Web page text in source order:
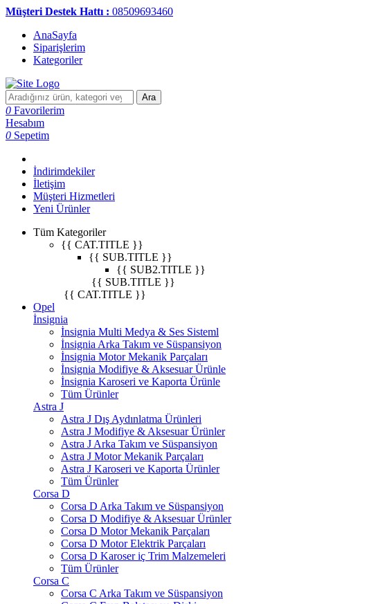
Müşteri Destek Hattı : 08509693460
AnaSayfa
Siparişlerim
Kategoriler
Ara
0 Favorilerim
Hesabım
0 Sepetim
İndirimdekiler
İletişim
Müşteri Hizmetleri
Yeni Ürünler
Tüm Kategoriler
{{ CAT.TITLE }}
{{ SUB.TITLE }}
{{ SUB2.TITLE }}
{{ SUB.TITLE }}
{{ CAT.TITLE }}
Opel
İnsignia
İnsignia Multi Medya & Ses Sisteml
İnsignia Arka Takım ve Süspansiyon
İnsignia Motor Mekanik Parçaları
İnsignia Modifiye & Aksesuar Ürünle
İnsignia Karoseri ve Kaporta Ürünle
Tüm Ürünler
Astra J
Astra J Dış Aydınlatma Ürünleri
Astra J Modifiye & Aksesuar Ürünler
Astra J Arka Takım ve Süspansiyon
Astra J Motor Mekanik Parçaları
Astra J Karoseri ve Kaporta Ürünler
Tüm Ürünler
Corsa D
Corsa D Arka Takım ve Süspansiyon
Corsa D Modifiye & Aksesuar Ürünler
Corsa D Motor Mekanik Parçaları
Corsa D Motor Elektrik Parçaları
Corsa D Karoser iç Trim Malzemeleri
Tüm Ürünler
Corsa C
Corsa C Arka Takım ve Süspansiyon